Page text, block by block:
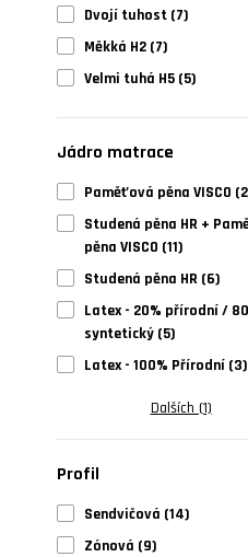
Dvojí tuhost (7)
Měkká H2 (7)
Velmi tuhá H5 (5)
Jádro matrace
Paměťová pěna VISCO
Studená pěna HR +
pěna VISCO (11)
Studená pěna HR (6)
Latex - 20% přírodní /
syntetický (5)
Latex - 100% Přírodní (3)
Dalších (1)
Profil
Sendvičová (14)
Zónová (9)